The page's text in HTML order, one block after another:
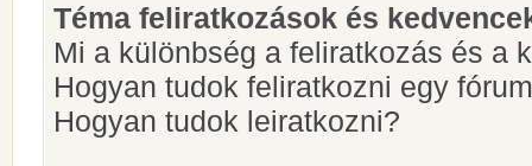
Téma feliratkozások és
Mi a különbség a feliratkozás és a
Hogyan tudok feliratkozni egy
Hogyan tudok leiratkozni?